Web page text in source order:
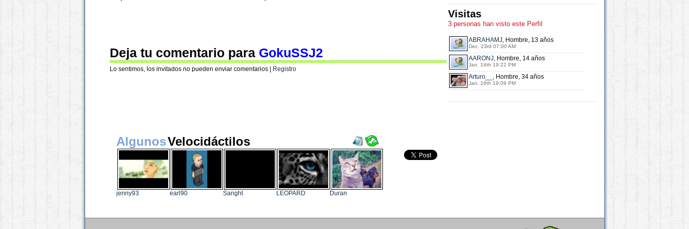
Deja tu comentario para GokuSSJ2
Lo sentimos, los invitados no pueden enviar comentarios | Registro
Visitas
3 personas han visto este Perfil
ABRAHAMJ, Hombre, 13 años
Dec. 23rd 07:00 AM
AARONJ, Hombre, 14 años
Jan. 14th 19:22 PM
Arturo__ , Hombre, 34 años
Jan. 16th 19:09 PM
AlgunosVelocidáctilos
jenny93 earl90 Sanght LEOPARD Duran